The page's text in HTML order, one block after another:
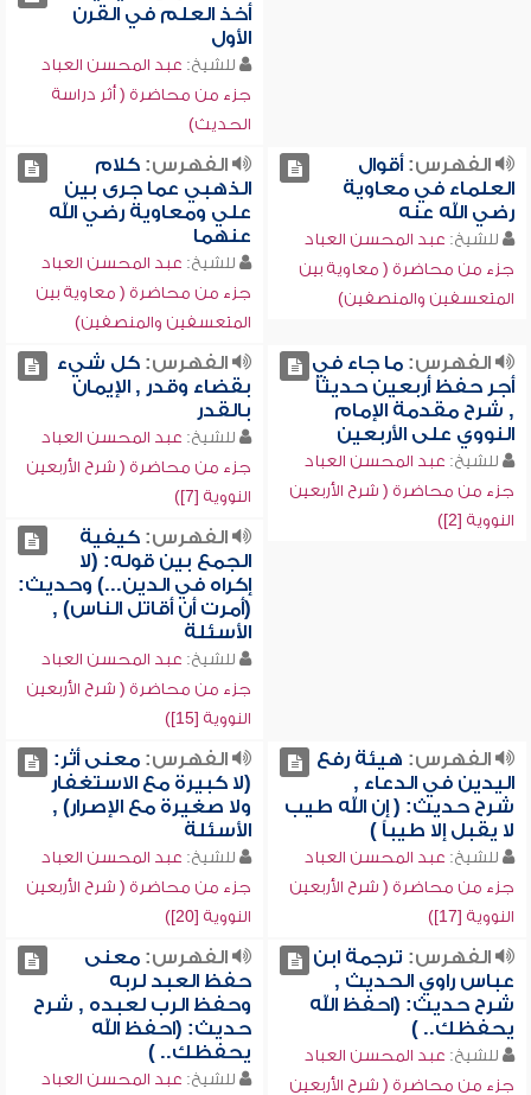
أخذ العلم في القرن
الأول
للشيخ: عبد المحسن العباد
جزء من محاضرة ( أثر دراسة
الحديث)
الفهرس:أقوال
العلماء في معاوية
رضي الله عنه
للشيخ: عبد المحسن العباد
جزء من محاضرة ( معاوية بين
المتعسفين والمنصفين)
الفهرس:كلام
الذهبي عما جرى بين
علي ومعاوية رضي الله
عنهما
للشيخ: عبد المحسن العباد
جزء من محاضرة ( معاوية بين
المتعسفين والمنصفين)
الفهرس:ما جاء في
أجر حفظ أربعين حديثاً
, شرح مقدمة الإمام
النووي على الأربعين
للشيخ: عبد المحسن العباد
جزء من محاضرة ( شرح الأربعين
النووية [2])
الفهرس:كل شيء
بقضاء وقدر , الإيمان
بالقدر
للشيخ: عبد المحسن العباد
جزء من محاضرة ( شرح الأربعين
النووية [7])
الفهرس:كيفية
الجمع بين قوله: (لا
إكراه في الدين...) وحديث:
(أمرت أن أقاتل الناس) ,
الأسئلة
للشيخ: عبد المحسن العباد
جزء من محاضرة ( شرح الأربعين
النووية [15])
الفهرس: هيئة رفع
اليدين في الدعاء ,
شرح حديث: ( إن الله طيب
لا يقبل إلا طيباً )
للشيخ: عبد المحسن العباد
جزء من محاضرة ( شرح الأربعين
النووية [17])
الفهرس:معنى أثر:
(لا كبيرة مع الاستغفار
ولا صغيرة مع الإصرار) ,
الأسئلة
للشيخ: عبد المحسن العباد
جزء من محاضرة ( شرح الأربعين
النووية [20])
الفهرس: ترجمة ابن
عباس راوي الحديث ,
شرح حديث: (احفظ الله
يحفظك.. )
للشيخ: عبد المحسن العباد
جزء من محاضرة ( شرح الأربعين
الفهرس:معنى
حفظ العبد لربه
وحفظ الرب لعبده , شرح
حديث: (احفظ الله
يحفظك.. )
للشيخ: عبد المحسن العباد